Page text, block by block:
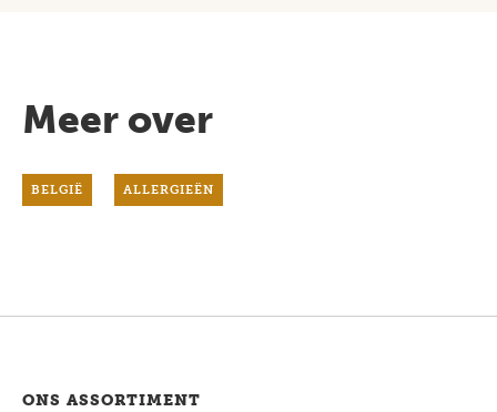
Meer over
BELGIË ALLERGIEËN
ONS ASSORTIMENT